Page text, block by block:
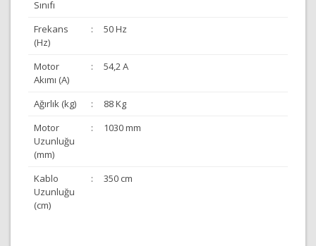
Sınıfı
Frekans
(Hz)
: 50 Hz
Motor
Akımı (A)
: 54,2 A
Ağırlık (kg) :
88 Kg
Motor
Uzunluğu
(mm)
: 1030 mm
Kablo
Uzunluğu
(cm)
: 350 cm